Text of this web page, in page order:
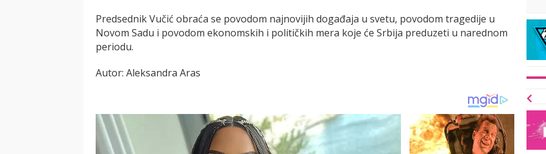
Predsednik Vučić obraća se povodom najnovijih događaja u svetu, povodom tragedije u
Novom Sadu i povodom ekonomskih i političkih mera koje će Srbija preduzeti u narednom
periodu.
Autor: Aleksandra Aras